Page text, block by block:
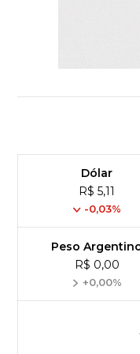
Dólar
R$ 5,11
-0,03%
Peso
R$ 0,00
+0,00%